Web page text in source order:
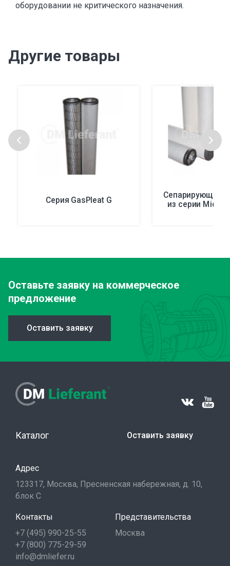
оборудовании не критического назначения.
Другие товары
Серия GasPleat G Сепарирующие
из серии Micro-
Оставьте заявку на коммерческое
предложение
Оставить заявку
Каталог Оставить заявку
Адрес
123317, Москва, Пресненская набережная, д. 10,
блок С
Контакты
+7 (495) 990-25-55
+7 (800) 775-29-59
info@dmliefer.ru
Представительства
Москва